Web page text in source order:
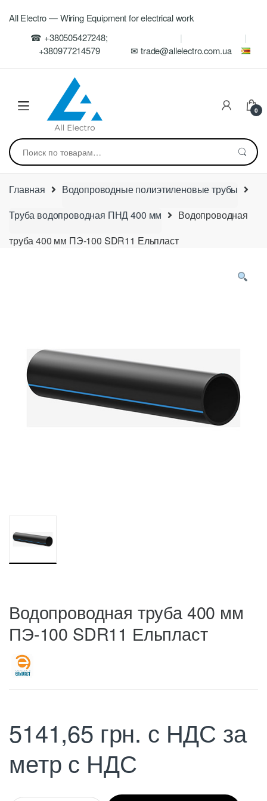
navigation
All Electro — Wiring Equipment for electrical work
☎ +380505427248;
+380977214579
✉ trade@allelectro.com.ua
0
Искать:
Главная
Водопроводные полиэтиленовые трубы
Труба водопроводная ПНД 400 мм
Водопроводная
труба 400 мм ПЭ-100 SDR11 Ельпласт
Водопроводная труба 400 мм
ПЭ-100 SDR11 Ельпласт
5141,65 грн. с НДС за
метр с НДС